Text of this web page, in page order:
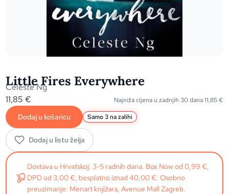
Little Fires Everywhere
Celeste Ng
11,85€ Najniža cijena u zadnjih 30 dana11,85€
Dodaj u košaricu Samo 3 na zalihi
Dodaj u listu želja
Dostava u Hrvatskoj: 3-5 radnih dana. Box Now od 0,99 €,
DPD od 3,00 €, besplatno iznad 40,00 €. Osobno
preuzimanje: Menart knjižara, Avenue Mall Zagreb.